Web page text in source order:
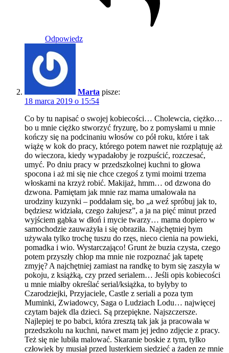
Odpowiedz
Marta pisze:
18 marca 2019 o 15:54
Co by tu napisać o swojej kobiecości… Cholewcia, ciężko…
bo u mnie ciężko stworzyć fryzurę, bo z pomysłami u mnie
kończy się na podcinaniu włosów co pół roku, które i tak
wiążę w kok do pracy, którego potem nawet nie rozplątuję aż
do wieczora, kiedy wypadałoby je rozpuścić, rozczesać,
umyć. Po dniu pracy w przedszkolnej kuchni to głowa
spocona i aż mi się nie chce czegoś z tymi moimi trzema
włoskami na krzyż robić. Makijaż, hmm… od dzwona do
dzwona. Pamiętam jak mnie raz mama umalowała na
urodziny kuzynki – poddałam się, bo „a weź spróbuj jak to,
będziesz widziała, czego żałujesz”, a ja na pięć minut przed
wyjściem gąbka w dłoń i mycie twarzy… mama dopiero w
samochodzie zauważyła i się obraziła. Najchętniej bym
używała tylko trochę tuszu do rzęs, nieco cienia na powieki,
pomadka i wio. Wystarczająco! Grunt że buzia czysta, czego
potem przyszły chłop ma mnie nie rozpoznać jak tapetę
zmyję? A najchętniej zamiast na randkę to bym się zaszyła w
pokoju, z książką, czy przed serialem… Jeśli opis kobiecości
u mnie miałby określać serial/książka, to byłyby to
Czarodziejki, Przyjaciele, Castle z seriali a poza tym
Muminki, Zwiadowcy, Saga o Ludziach Lodu… najwięcej
czytam bajek dla dzieci. Są przepiękne. Najszczersze.
Najlepiej te po babci, która zresztą tak jak ja pracowała w
przedszkolu na kuchni, nawet mam jej jedno zdjęcie z pracy.
Też się nie lubiła malować. Skaranie boskie z tym, tylko
człowiek by musiał przed lusterkiem siedzieć a żaden ze mnie